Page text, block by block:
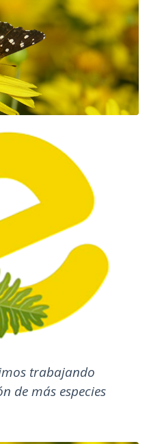
trabajando
de más especies